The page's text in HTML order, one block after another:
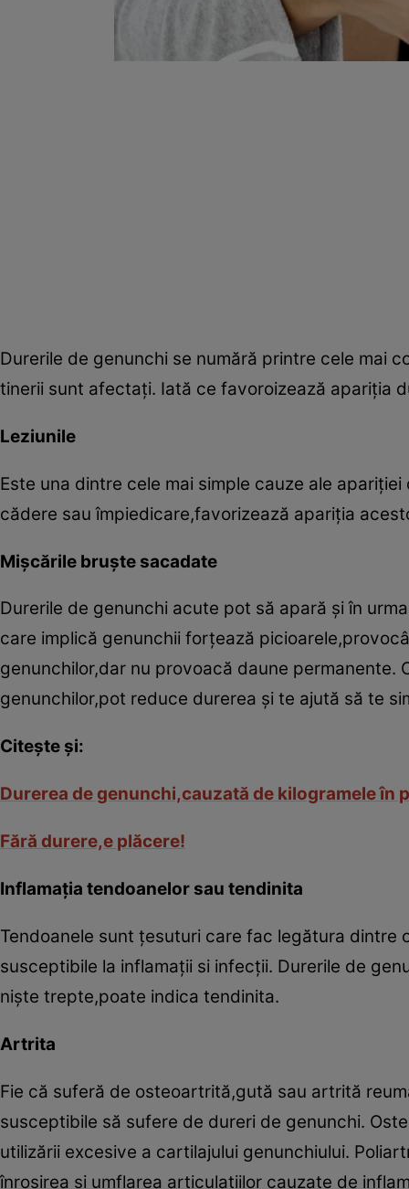
Durerile de genunchi se numără printre cele mai
tinerii sunt afectaţi. Iată ce favoroizează apariţia
Leziunile
Este una dintre cele mai simple cauze ale
cădere sau împiedicare,favorizează apariţia
Mişcările bruşte sacadate
Durerile de genunchi acute pot să apară şi în
care implică genunchii forţează
genunchilor,dar nu provoacă daune permanente.
genunchilor,pot reduce durerea şi te ajută să te
Citeşte şi:
Durerea de genunchi,cauzată de kilogramele în
Fără durere,e plăcere!
Inflamaţia tendoanelor sau tendinita
Tendoanele sunt ţesuturi care fac legătura dintre
susceptibile la inflamaţii si infecţii. Durerile de
nişte trepte,poate indica tendinita.
Artrita
Fie că suferă de osteoartrită,gută sau artrită
susceptibile să sufere de dureri de genunchi.
utilizării excesive a cartilajului genunchiului.
înroşirea şi umflarea articulaţiilor cauzate de